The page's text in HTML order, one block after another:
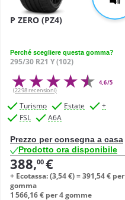
P ZERO (PZ4)
Perché scegliere questa gomma?
295/30 R21 Y (102)
4,6/5
(2298 recensioni)
Turismo Estate
+
FSL
A6A
Prezzo per consegna a casa
Prodotto ora disponibile
388,00 €
+ Ecotassa: (3,54€) =391,54€ per
gomma
1 566,16€ per 4 gomme